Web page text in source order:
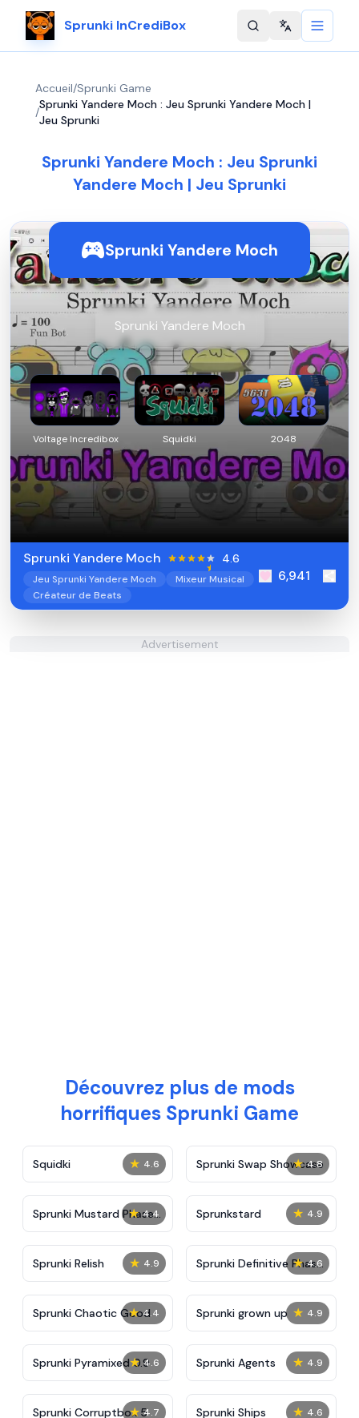
Sprunki InCrediBox Change
Accueil/Sprunki Game
/
Sprunki Yandere Moch : Jeu Sprunki Yandere Moch |
Jeu Sprunki
Sprunki Yandere Moch : Jeu Sprunki
Yandere Moch | Jeu Sprunki
Sprunki Yandere Moch
Sprunki Yandere Moch
Voltage Incredibox Squidki 2048
Sprunki Yandere Moch 4.6
Jeu Sprunki Yandere Moch
Mixeur Musical
Créateur de Beats
6,941
Advertisement
Découvrez plus de mods
horrifiques Sprunki Game
★ 4.6
Squidki ★ 4.8
Sprunki Swap Showcase
★ 4.4
Sprunki Mustard Phase
2
★ 4.9
Sprunkstard
★ 4.9
Sprunki Relish ★ 4.6
Sprunki Definitive Phase
7
★ 4.4
Sprunki Chaotic Good ★ 4.9
Sprunki grown up
★ 4.6
Sprunki Pyramixed 0.9 ★ 4.9
Sprunki Agents
★ 4.7
Sprunki Corruptbox 5 ★ 4.6
Sprunki Ships